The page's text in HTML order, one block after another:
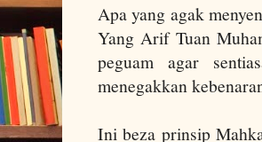
Apa yang agak
Yang Arif Tuan
peguam agar
menegakkan
Ini beza prinsip